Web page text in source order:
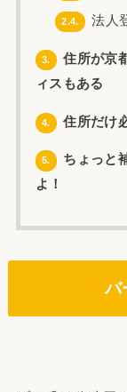
2.4. 法人
3.
住所が京
ィスもある
4. 住所だけ
5.
ちょっと
よ！
バ